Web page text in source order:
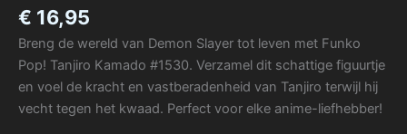
€ 16,95
Breng de wereld van Demon Slayer tot leven met Funko
Pop! Tanjiro Kamado #1530. Verzamel dit schattige figuurtje
en voel de kracht en vastberadenheid van Tanjiro terwijl hij
vecht tegen het kwaad. Perfect voor elke anime-liefhebber!